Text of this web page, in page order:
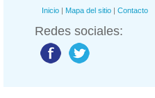
Inicio | Mapa del sitio | Contacto
Redes sociales: